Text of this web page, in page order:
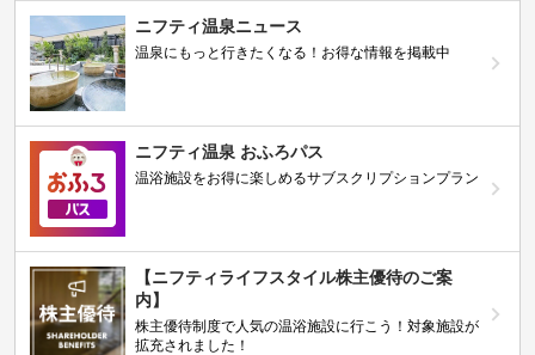
ニフティ温泉ニュース
温泉にもっと行きたくなる！お得な情報を掲載中
ニフティ温泉 おふろパス
温浴施設をお得に楽しめるサブスクリプションプラン
【ニフティライフスタイル株主優待のご案
内】
株主優待制度で人気の温浴施設に行こう！対象施設が
拡充されました！